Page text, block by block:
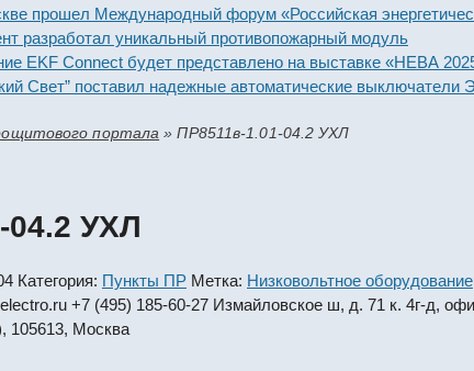
Международный форум «Российская энергетическая
уникальный противопожарный модуль
Connect будет представлено на выставке «НЕВА 2025»
поставил надежные автоматические выключатели ЭРА
портала »ПР8511в-1.01-04.2 УХЛ
04.2 УХЛ
Категория: Пункты ПР Метка: Низковольтное оборудование
+7 (495) 185-60-27 Измайловское ш, д. 71 к. 4г-д,
105613, Москва